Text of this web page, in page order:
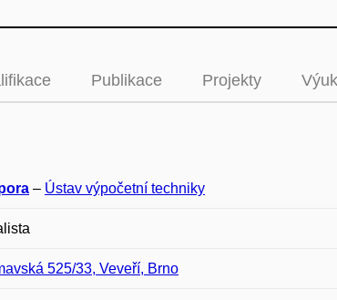
Publikace Projekty
– Ústav výpočetní techniky
525/33, Veveří, Brno